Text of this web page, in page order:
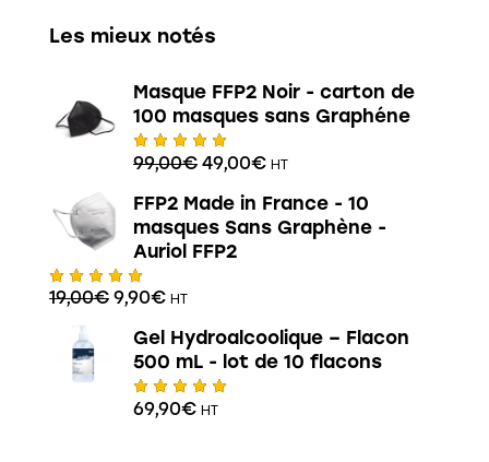
Les mieux notés
Masque FFP2 Noir - carton de
100 masques sans Graphéne
Note
5.00
sur 5
99,00€ 49,00€ HT
FFP2 Made in France - 10
masques Sans Graphène -
Auriol FFP2
Note
sur 5
19,00€ 9,90€ HT
Gel Hydroalcoolique – Flacon
500 mL - lot de 10 flacons
Note
69,90€ HT